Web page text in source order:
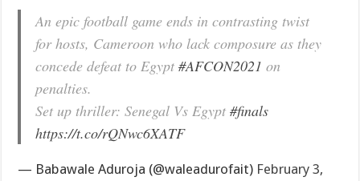
An epic football game ends in contrasting twist
for hosts, Cameroon who lack composure as they
concede defeat to Egypt#AFCON2021 on
penalties.
Set up thriller: Senegal Vs Egypt#finals
https://t.co/rQNwc6XATF
— Babawale Aduroja (@waleadurofait) February 3,